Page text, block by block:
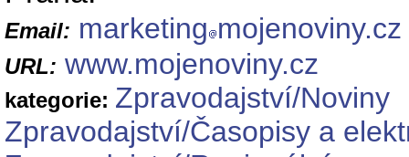
Email: marketing mojenoviny.cz
URL: www.mojenoviny.cz
kategorie: Zpravodajství/Noviny
Zpravodajství/Časopisy a